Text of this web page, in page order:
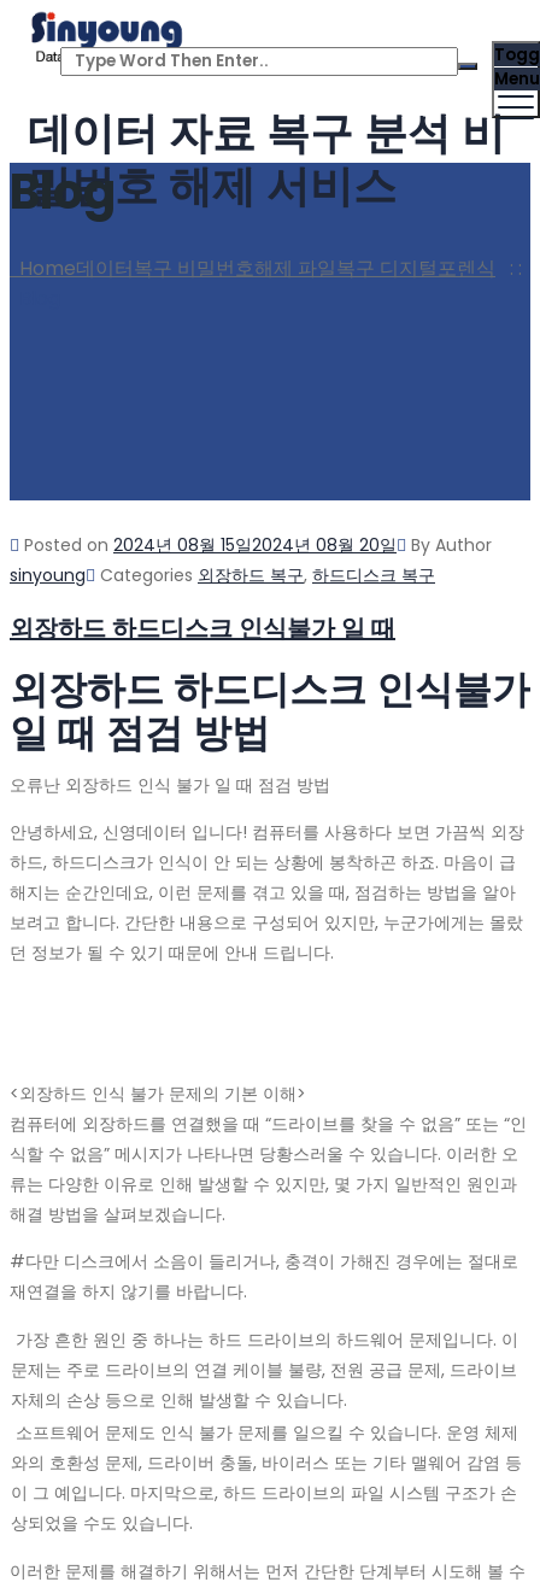
데이터 자료 복구 분석 비
밀번호 해제 서비스
Menu
Blog
Home데이터복구 비밀번호해제 파일복구 디지털포렌식 : :
Posted on 2024년 08월 15일2024년 08월 20일 By Author
sinyoung
Categories 외장하드 복구, 하드디스크 복구
외장하드 하드디스크 인식불가 일 때
외장하드 하드디스크 인식불가
일 때 점검 방법
오류난 외장하드 인식 불가 일 때 점검 방법
안녕하세요, 신영데이터 입니다! 컴퓨터를 사용하다 보면 가끔씩 외장
하드, 하드디스크가 인식이 안 되는 상황에 봉착하곤 하죠. 마음이 급
해지는 순간인데요, 이런 문제를 겪고 있을 때, 점검하는 방법을 알아
보려고 합니다. 간단한 내용으로 구성되어 있지만, 누군가에게는 몰랐
던 정보가 될 수 있기 때문에 안내 드립니다.
<외장하드 인식 불가 문제의 기본 이해>
컴퓨터에 외장하드를 연결했을 때 “드라이브를 찾을 수 없음” 또는 “인
식할 수 없음” 메시지가 나타나면 당황스러울 수 있습니다. 이러한 오
류는 다양한 이유로 인해 발생할 수 있지만, 몇 가지 일반적인 원인과
해결 방법을 살펴보겠습니다.
#다만 디스크에서 소음이 들리거나, 충격이 가해진 경우에는 절대로
재연결을 하지 않기를 바랍니다.
가장 흔한 원인 중 하나는 하드 드라이브의 하드웨어 문제입니다. 이
문제는 주로 드라이브의 연결 케이블 불량, 전원 공급 문제, 드라이브
자체의 손상 등으로 인해 발생할 수 있습니다.
소프트웨어 문제도 인식 불가 문제를 일으킬 수 있습니다. 운영 체제
와의 호환성 문제, 드라이버 충돌, 바이러스 또는 기타 맬웨어 감염 등
이 그 예입니다. 마지막으로, 하드 드라이브의 파일 시스템 구조가 손
상되었을 수도 있습니다.
이러한 문제를 해결하기 위해서는 먼저 간단한 단계부터 시도해 볼 수